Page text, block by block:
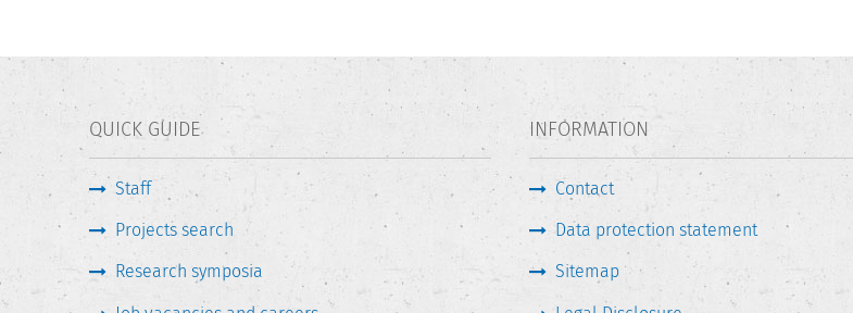
QUICK GUIDE
Staff
Projects search
Research symposia
INFORMATION
Contact
Data protection statement
Sitemap